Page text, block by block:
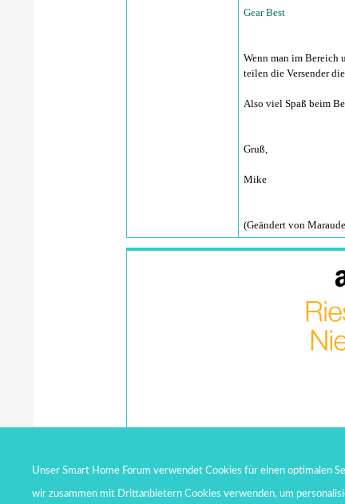
Gear Best
Wenn man im Bereich
teilen die Versender
Also viel Spaß beim
Gruß,
Mike
(Geändert von
Unser Smart Home Forum verwendet Cookies für einen optimalen
wir zusammen mit Drittanbietern Cookies verwenden, um